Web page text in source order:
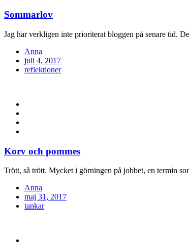
Sommarlov
Jag har verkligen inte prioriterat bloggen på senare tid.
Anna
Posted
on
juli 4, 2017
reflektioner
Korv och pommes
Trött, så trött. Mycket i görningen på jobbet, en termin
Anna
Posted
on
maj 31, 2017
tankar